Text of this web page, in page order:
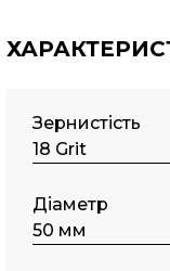
Зернистість
18 Grit
Діаметр
50 мм